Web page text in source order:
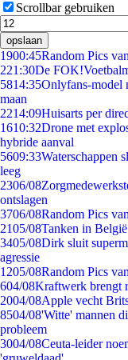
Scrollbar gebruiken
opslaan
1900:45Random Pics
221:30De
5814:35Onlyfans-model
maan
2214:09Huisarts per
1610:32Drone met
hybride aanval
5609:33Waterschappen
leeg
2306/08
ontslagen
3706/08Random Pics
2105/08Tanken in
3405/08Dirk sluit
agressie
1205/08Random Pics
604/08Kraftwerk brengt
2004/08Apple vecht
8504/08'Witte' mannen
probleem
3004/08Ceuta-leider